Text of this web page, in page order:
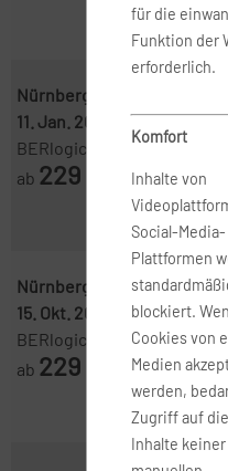
Nürnberg ( NUE )
11. Jan. 2027
12. Jan. 2027
BERlogic
ab 229
Nürnberg ( NUE )-Hamburg
15. Okt. 2026
22. Okt. 2026
BERlogic
ab 229
für die
Funktion der
erforderlich.
Komfort
Inhalte von
Social-Media-
Plattformen
blockiert.
Cookies von
Medien
werden,
Zugriff auf
Inhalte keiner